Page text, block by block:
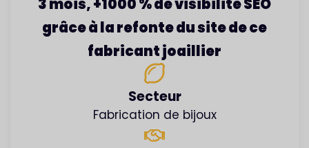
grâce à la refonte du site de ce
fabricant joaillier
Secteur
Fabrication de bijoux